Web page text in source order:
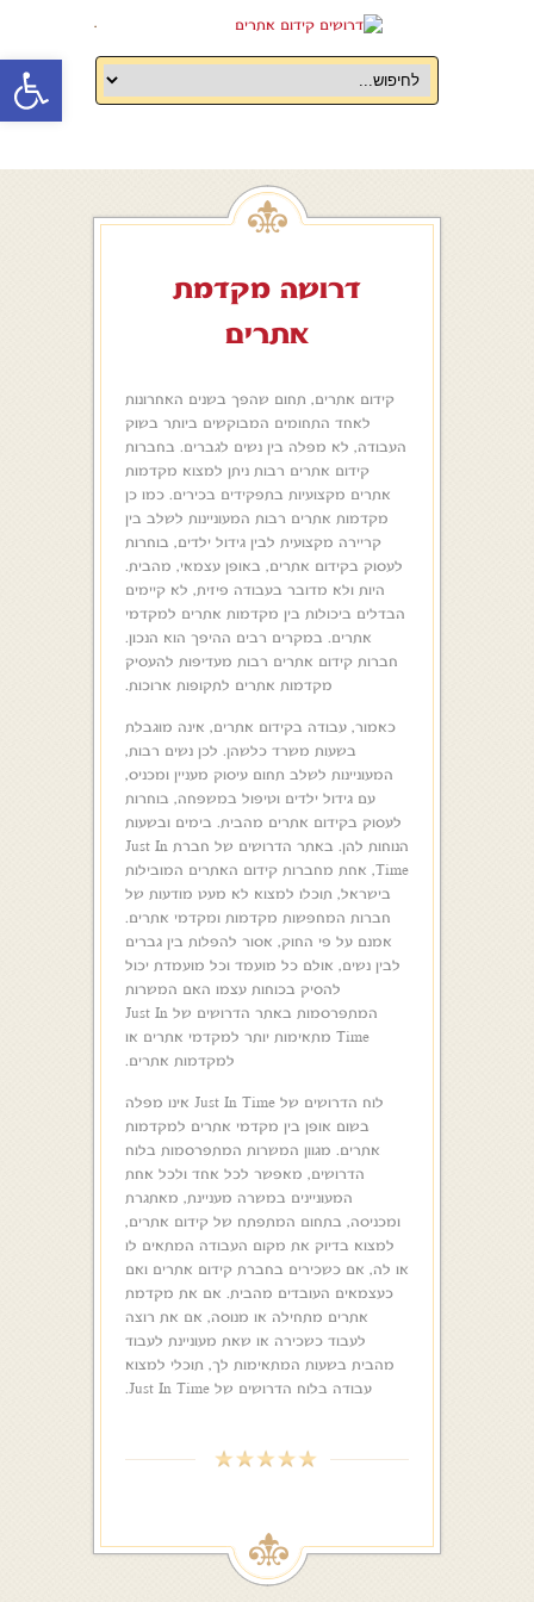
.
דרושה מקדמת
אתרים
קידום אתרים, תחום שהפך בשנים האחרונות
לאחד התחומים המבוקשים ביותר בשוק
העבודה, לא מפלה בין נשים לגברים. בחברות
קידום אתרים רבות ניתן למצוא מקדמות
אתרים מקצועיות בתפקידים בכירים. כמו כן
מקדמות אתרים רבות המעוניינות לשלב בין
קריירה מקצועית לבין גידול ילדים, בוחרות
לעסוק בקידום אתרים, באופן עצמאי, מהבית.
היות ולא מדובר בעבודה פיזית, לא קיימים
הבדלים ביכולות בין מקדמות אתרים למקדמי
אתרים. במקרים רבים ההיפך הוא הנכון.
חברות קידום אתרים רבות מעדיפות להעסיק
מקדמות אתרים לתקופות ארוכות.
כאמור, עבודה בקידום אתרים, אינה מוגבלת
בשעות משרד כלשהן. לכן נשים רבות,
המעוניינות לשלב תחום עיסוק מעניין ומכניס,
עם גידול ילדים וטיפול במשפחה, בוחרות
לעסוק בקידום אתרים מהבית. בימים ובשעות
הנוחות להן. באתר הדרושים של חברת Just In
Time, אחת מחברות קידום האתרים המובילות
בישראל, תוכלו למצוא לא מעט מודעות של
חברות המחפשות מקדמות ומקדמי אתרים.
אמנם על פי החוק, אסור להפלות בין גברים
לבין נשים, אולם כל מועמד וכל מועמדת יכול
להסיק בכוחות עצמו האם המשרות
המתפרסמות באתר הדרושים של Just In
Time מתאימות יותר למקדמי אתרים או
למקדמות אתרים.
לוח הדרושים של Just In Time אינו מפלה
בשום אופן בין מקדמי אתרים למקדמות
אתרים. מגוון המשרות המתפרסמות בלוח
הדרושים, מאפשר לכל אחד ולכל אחת
המעוניינים במשרה מעניינת, מאתגרת
ומכניסה, בתחום המתפתח של קידום אתרים,
למצוא בדיוק את מקום העבודה המתאים לו
או לה, אם כשכירים בחברת קידום אתרים ואם
כעצמאים העובדים מהבית. אם את מקדמת
אתרים מתחילה או מנוסה, אם את רוצה
לעבוד כשכירה או שאת מעוניינת לעבוד
מהבית בשעות המתאימות לך, תוכלי למצוא
עבודה בלוח הדרושים של Just In Time.